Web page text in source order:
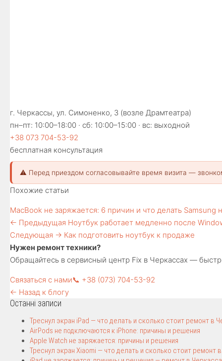
г. Черкассы, ул. Симоненко, 3 (возле Драмтеатра)
пн–пт: 10:00–18:00 · сб: 10:00–15:00 · вс: выходной
+38 073 704-53-92
бесплатная консультация
⚠️ Перед приездом согласовывайте время визита —
Похожие статьи
MacBook не заряжается: 6 причин и что делать Samsung
← Предыдущая Ноутбук работает медленно после
Следующая → Как подготовить ноутбук к продаже
Нужен ремонт техники?
Обращайтесь в сервисный центр Fix в Черкассах —
Связаться с нами📞 +38 (073) 704-53-92
← Назад к блогу
Останні записи
Треснул экран iPad — что делать и сколько стоит ремонт в
AirPods не подключаются к iPhone: причины и решения
Apple Watch не заряжается: причины и решения
Треснул экран Xiaomi — что делать и сколько стоит ремонт